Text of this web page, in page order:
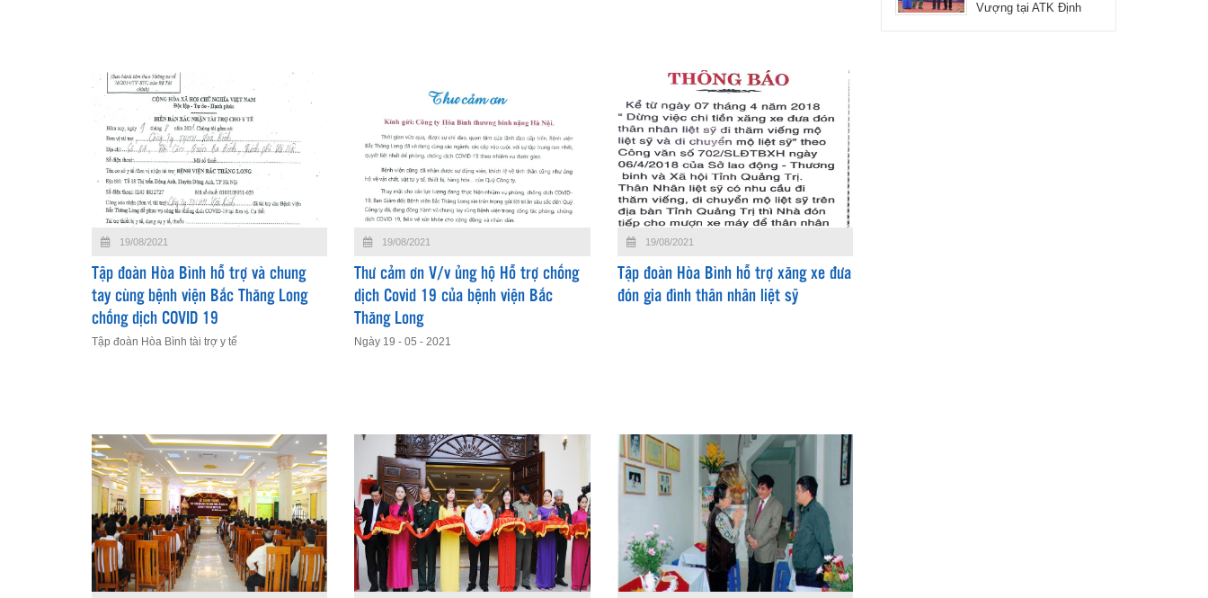
19/08/2021
Tập đoàn Hòa Bình hỗ trợ và chung
tay cùng bệnh viện Bắc Thăng Long
chống dịch COVID 19
Tập đoàn Hòa Bình tài trợ y tế
19/08/2021
Thư cảm ơn V/v ủng hộ Hỗ trợ chống
dịch Covid 19 của bệnh viện Bắc
Thăng Long
Ngày 19 - 05 - 2021
19/08/2021
Tập đoàn Hòa Bình hỗ trợ xăng xe đưa
đón gia đình thân nhân liệt sỹ
Vượng tại ATK Định